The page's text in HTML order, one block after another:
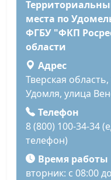
места по
ФГБУ "ФКП
области
Адрес
Тверская
Удомля, улица
Телефон
8 (800) 100-34-34
телефон)
Время работы
вторник: с 08:00